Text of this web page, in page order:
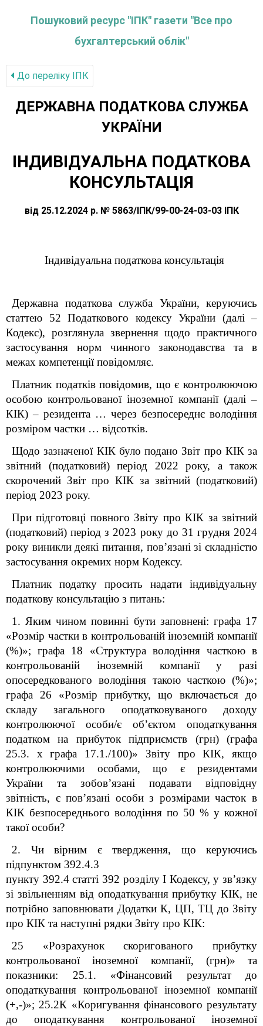
Пошуковий ресурс "ІПК" газети "Все про
бухгалтерський облік"
До переліку IПК
ДЕРЖАВНА ПОДАТКОВА СЛУЖБА
УКРАЇНИ
ІНДИВІДУАЛЬНА ПОДАТКОВА
КОНСУЛЬТАЦІЯ
від 25.12.2024 р. № 5863/ІПК/99-00-24-03-03 ІПК
Індивідуальна податкова консультація
Державна податкова служба України, керуючись
статтею 52 Податкового кодексу України (далі –
Кодекс), розглянула звернення щодо практичного
застосування норм чинного законодавства та в
межах компетенції повідомляє.
Платник податків повідомив, що є контролюючою
особою контрольованоїіноземної компанії (далі –
КІК) – резидента … через безпосереднє володіння
розміром частки … відсотків.
Щодо зазначеної КІК було подано Звіт про КІК за
звітний (податковий) період 2022 року, а також
скорочений Звіт про КІК за звітний (податковий)
період 2023 року.
При підготовці повного Звіту про КІК за звітний
(податковий) період з 2023 року до 31 грудня 2024
року виникли деякі питання, пов’язані зі складністю
застосування окремих норм Кодексу.
Платник податку просить надати індивідуальну
податкову консультацію з питань:
1. Яким чином повинні бути заповнені: графа 17
«Розмір частки в контрольованій іноземній компанії
(%)»; графа 18 «Структура володіння часткою в
контрольованій іноземній компанії у разі
опосередкованого володіння такою часткою (%)»;
графа 26 «Розмір прибутку, що включається до
складу загального оподатковуваного доходу
контролюючої особи/є об’єктом оподаткування
податком на прибуток підприємств (грн) (графа
25.3. х графа 17.1./100)» Звіту про КІК, якщо
контролюючими особами, що є резидентами
України та зобов’язані подавати відповідну
звітність, є пов’язані особи з розмірами часток в
КІК безпосереднього володіння по 50 % у кожної
такої особи?
2. Чи вірним є твердження, що керуючись
підпунктом 392.4.3
пункту 392.4 статті 392 розділу І Кодексу, у зв’язку
зі звільненням від оподаткування прибутку КІК, не
потрібно заповнювати Додатки К, ЦП, ТЦ до Звіту
про КІК та наступні рядки Звіту про КІК:
25 «Розрахунок скоригованого прибутку
контрольованої іноземної компанії, (грн)» та
показники: 25.1. «Фінансовий результат до
оподаткування контрольованої іноземної компанії
(+,-)»; 25.2К «Коригування фінансового результату
до оподаткування контрольованої іноземної